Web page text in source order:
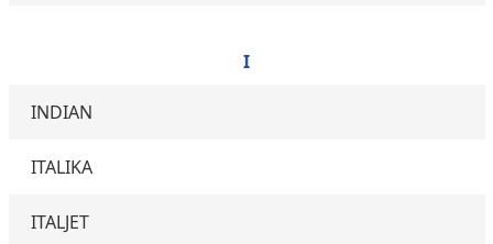
I
INDIAN
ITALIKA
ITALJET